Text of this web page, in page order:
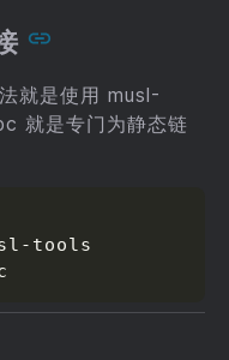
就是使用 musl-
就是专门为静态链
tools